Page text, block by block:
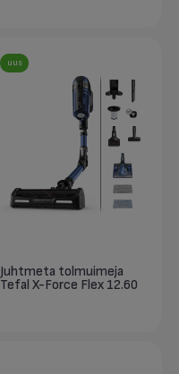
uus
Juhtmeta tolmuimeja
Tefal X-Force Flex 12.60